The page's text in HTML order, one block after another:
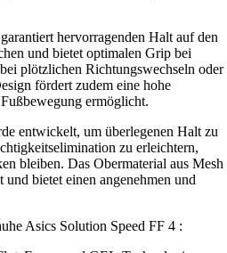
hervorragenden Halt auf den
und bietet optimalen Grip bei
plötzlichen Richtungswechseln oder
fördert zudem eine hohe
ermöglicht.
entwickelt, um überlegenen Halt zu
zu erleichtern,
bleiben. Das Obermaterial aus Mesh
bietet einen angenehmen und
Asics Solution Speed FF 4 :